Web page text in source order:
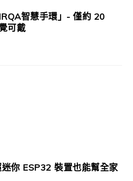
智慧手環」- 僅約 20
可戴
你 ESP32 裝置也能幫全家